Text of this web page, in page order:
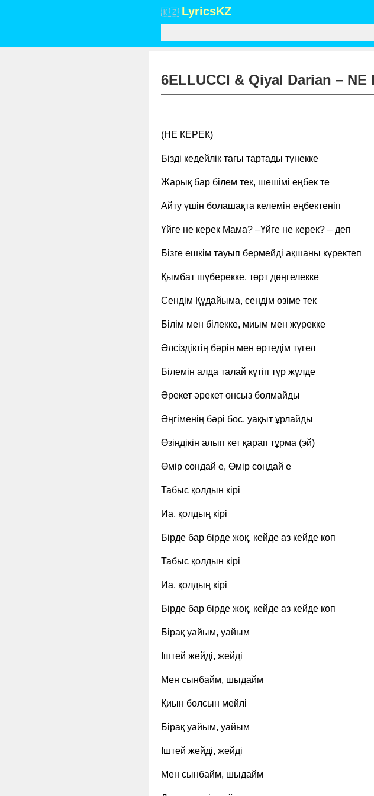
🇰🇿 LyricsKZ
6ELLUCCI & Qiyal Darian – NE
(НЕ КЕРЕК)
Бізді кедейлік тағы тартады түнекке
Жарық бар білем тек, шешімі еңбек те
Айту үшін болашақта келемін еңбектеніп
Үйге не керек Мама? –Үйге не керек? – деп
Бізге ешкім тауып бермейді ақшаны күректеп
Қымбат шүберекке, төрт дөңгелекке
Сендім Құдайыма, сендім өзіме тек
Білім мен білекке, миым мен жүрекке
Әлсіздіктің бәрін мен өртедім түгел
Білемін алда талай күтіп тұр жүлде
Әрекет әрекет онсыз болмайды
Әңгіменің бәрі бос, уақыт ұрлайды
Өзіңдікін алып кет қарап тұрма (эй)
Өмір сондай е, Өмір сондай е
Табыс қолдын кірі
Иа, қолдың кірі
Бірде бар бірде жоқ, кейде аз кейде көп
Табыс қолдын кірі
Иа, қолдың кірі
Бірде бар бірде жоқ, кейде аз кейде көп
Бірақ уайым, уайым
Іштей жейді, жейді
Мен сынбайм, шыдайм
Қиын болсын мейлі
Бірақ уайым, уайым
Іштей жейді, жейді
Мен сынбайм, шыдайм